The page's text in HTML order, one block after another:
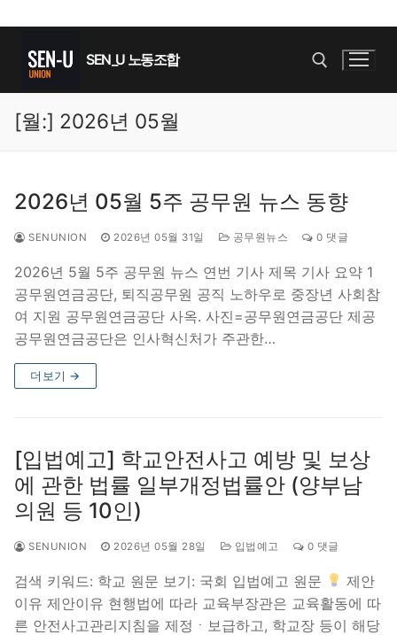
SEN_U 노동조합
검색 :
[월:] 2026년 05월
2026년 05월 5주 공무원 뉴스 동향
SENUNION 2026년 05월 31일 공무원뉴스 0 댓글
2026년 5월 5주 공무원 뉴스 연번 기사 제목 기사 요약 1
공무원연금공단, 퇴직공무원 공직 노하우로 중장년 사회참
여 지원 공무원연금공단 사옥. 사진=공무원연금공단 제공
공무원연금공단은 인사혁신처가 주관한…
더보기 →
[입법예고] 학교안전사고 예방 및 보상
에 관한 법률 일부개정법률안 (양부남
의원 등 10인)
SENUNION 2026년 05월 28일 입법예고 0 댓글
검색 키워드: 학교 원문 보기: 국회 입법예고 원문
제안
이유 제안이유 현행법에 따라 교육부장관은 교육활동에 따
른 안전사고관리지침을 제정ㆍ보급하고, 학교장 등이 해당